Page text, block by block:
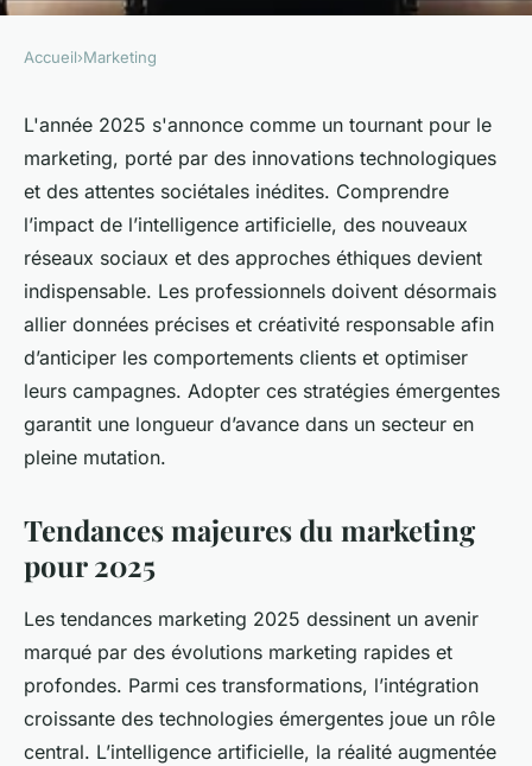
Top stratégies de marketing à
suivre en 2025
Baptiste• 8 janvier 2026•7 min de lecture
Accueil›Marketing
L'année 2025 s'annonce comme un tournant pour le
marketing, porté par des innovations technologiques
et des attentes sociétales inédites. Comprendre
l’impact de l’intelligence artificielle, des nouveaux
réseaux sociaux et des approches éthiques devient
indispensable. Les professionnels doivent désormais
allier données précises et créativité responsable afin
d’anticiper les comportements clients et optimiser
leurs campagnes. Adopter ces stratégies émergentes
garantit une longueur d’avance dans un secteur en
pleine mutation.
Tendances majeures du marketing
pour 2025
Les tendances marketing 2025 dessinent un avenir
marqué par des évolutions marketing rapides et
profondes. Parmi ces transformations, l’intégration
croissante des technologies émergentes joue un rôle
central. L’intelligence artificielle, la réalité augmentée